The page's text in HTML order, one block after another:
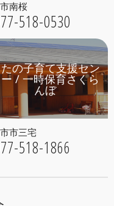
南桜
518-0530
の子育て支援セン
/ 一時保育さくら
んぼ
市三宅
518-1866